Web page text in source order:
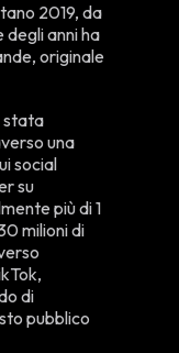
2019, da
anni ha
originale
stata
una
social
su
più di 1
milioni di
di
pubblico